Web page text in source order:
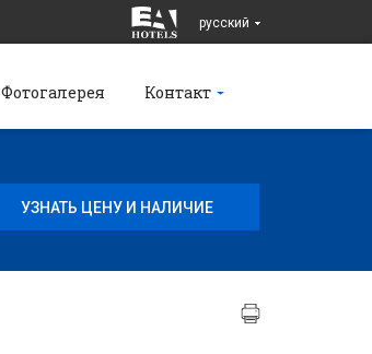
pусский
Фотогалерея Контакт